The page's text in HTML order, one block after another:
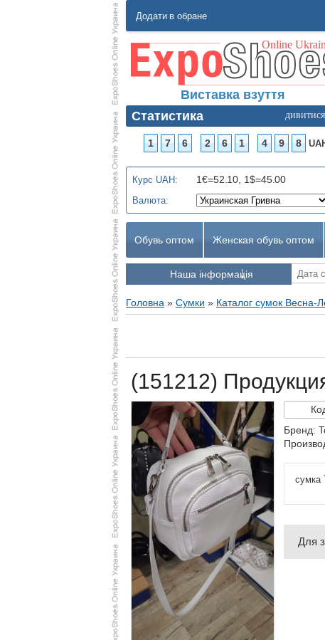
Додати в обране
Виставка взуття
Статистика
1 7 6 2 6 1 4 9 8
Курс UAH: 1€=52.10, 1$=45.00
Валюта:
Обувь оптом Женская обувь оптом
Наша інформація
Головна » Сумки » Каталог сумок Весна-
(151212)
Бренд:
сумка
Для